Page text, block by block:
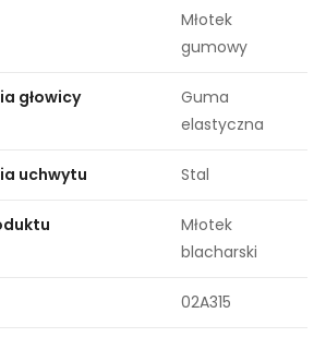
Młotek
gumowy
głowicy
Guma
elastyczna
uchwytu Stal
Młotek
blacharski
02A315